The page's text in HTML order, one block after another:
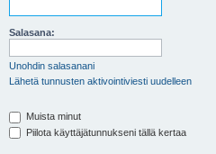
Salasana:
Unohdin salasanani
Lähetä tunnusten aktivointiviesti uudelleen
Muista minut
Piilota käyttäjätunnukseni tällä kertaa